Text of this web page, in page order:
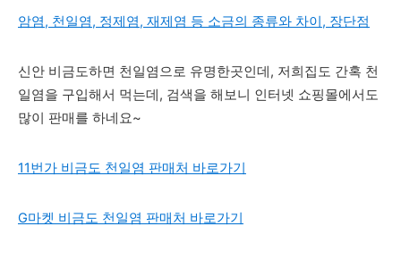
암염, 천일염, 정제염, 재제염 등 소금의 종류와 차이, 장단점
신안 비금도하면 천일염으로 유명한곳인데, 저희집도 간혹 천
일염을 구입해서 먹는데, 검색을 해보니 인터넷 쇼핑몰에서도
많이 판매를 하네요~
11번가 비금도 천일염 판매처 바로가기
G마켓 비금도 천일염 판매처 바로가기